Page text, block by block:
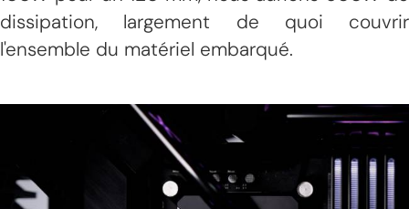
dissipation, largement de quoi couvrir
l'ensemble du matériel embarqué.